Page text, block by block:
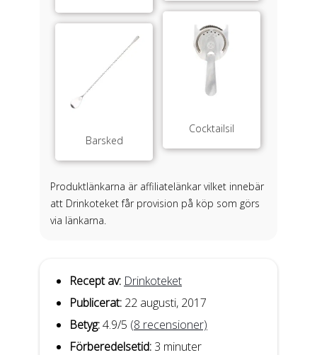
Cocktailsil
Barsked
Produktlänkarna är affiliatelänkar vilket innebär
att Drinkoteket får provision på köp som görs
via länkarna.
Recept av: Drinkoteket
Publicerat: 22 augusti, 2017
Betyg:4.9/5 (8 recensioner)
Förberedelsetid: 3 minuter